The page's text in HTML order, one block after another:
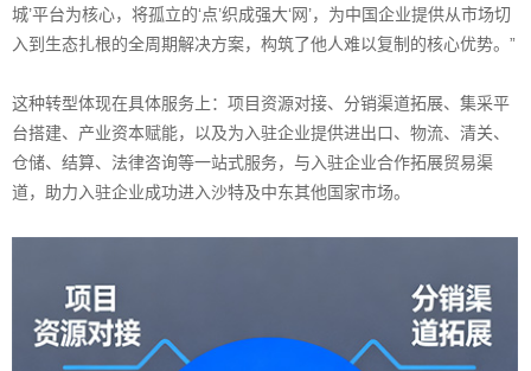
城’平台为核心，将孤立的‘点’织成强大‘网’，为中国企业提供从市场切
入到生态扎根的全周期解决方案，构筑了他人难以复制的核心优势。”
这种转型体现在具体服务上：项目资源对接、分销渠道拓展、集采平
台搭建、产业资本赋能，以及为入驻企业提供进出口、物流、清关、
仓储、结算、法律咨询等一站式服务，与入驻企业合作拓展贸易渠
道，助力入驻企业成功进入沙特及中东其他国家市场。